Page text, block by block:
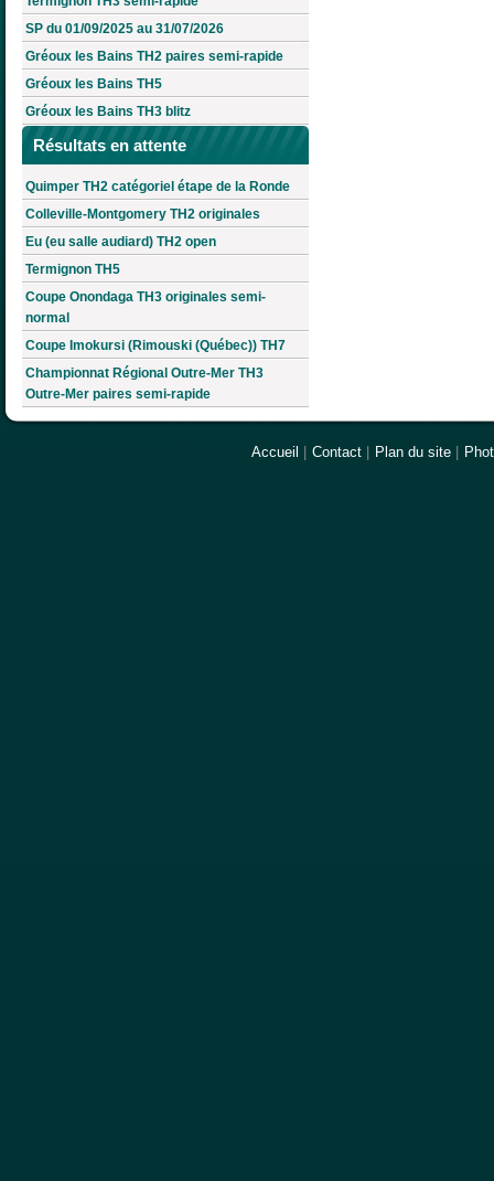
SP du 01/09/2025 au 31/07/2026
Gréoux les Bains TH2 paires semi-rapide
Gréoux les Bains TH5
Gréoux les Bains TH3 blitz
Résultats en attente
Quimper TH2 catégoriel étape de la Ronde
Colleville-Montgomery TH2 originales
Eu (eu salle audiard) TH2 open
Termignon TH5
Coupe Onondaga TH3 originales semi-
normal
Coupe Imokursi (Rimouski (Québec)) TH7
Championnat Régional Outre-Mer TH3
Outre-Mer paires semi-rapide
Accueil Contact Plan du site